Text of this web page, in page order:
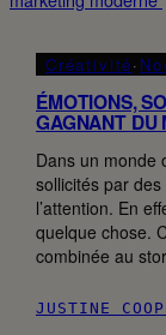
Créativité·
ÉMOTIONS,
GAGNANT DU
Dans un monde
sollicités par
l’attention. En
quelque chose.
combinée au
JUSTINE